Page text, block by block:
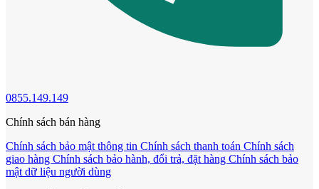
0855.149.149
Chính sách bán hàng
Chính sách bảo mật thông tin Chính sách thanh toán Chính sách
giao hàng Chính sách bảo hành, đổi trả, đặt hàng Chính sách bảo
mật dữ liệu người dùng